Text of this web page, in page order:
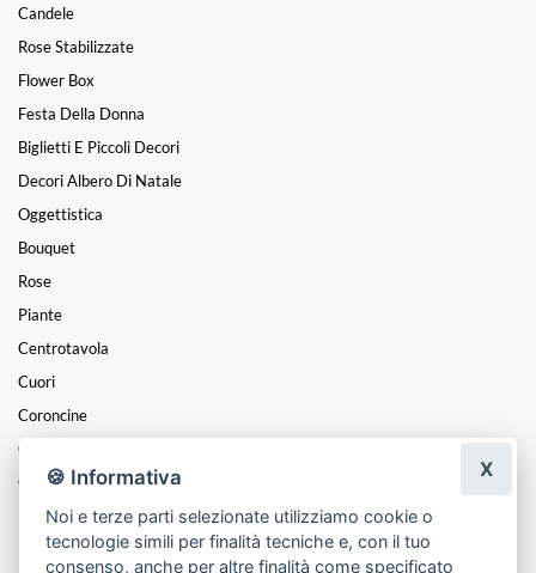
Candele
Rose Stabilizzate
Flower Box
Festa Della Donna
Biglietti E Piccoli Decori
Decori Albero Di Natale
Oggettistica
Bouquet
Rose
Piante
Centrotavola
Cuori
Coroncine
Composizioni
Cesti
Mazzi
Funebre
🍪 Informativa
Noi e terze parti selezionate utilizziamo cookie o
tecnologie simili per finalità tecniche e, con il tuo
consenso, anche per altre finalità come specificato
X